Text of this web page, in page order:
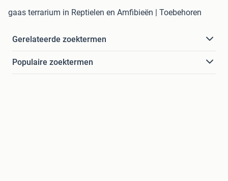
gaas terrarium in Reptielen en Amfibieën | Toebehoren
Gerelateerde zoektermen
Populaire zoektermen